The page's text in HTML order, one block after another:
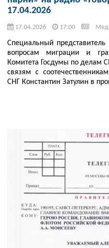
17.04.2026
17.04.2026 17:00
Специальный
вопросам миграции и
Комитета Госдумы по делам
связям с
СНГ Константин Затулин в